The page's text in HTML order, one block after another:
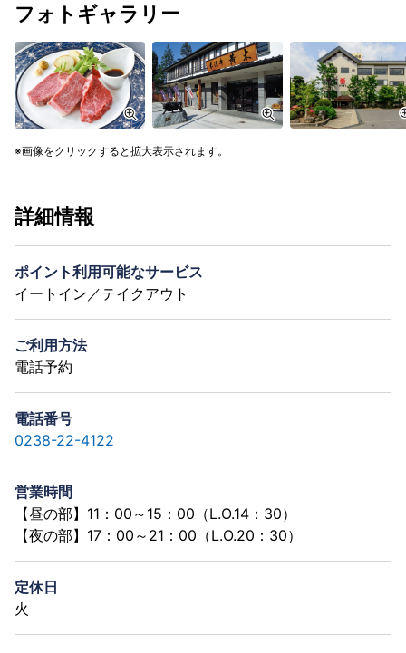
フォトギャラリー
画像をクリックすると拡大表示されます。
詳細情報
ポイント利用可能なサービス
イートイン／テイクアウト
ご利用方法
電話予約
電話番号
0238-22-4122
営業時間
【昼の部】11：00～15：00（L.O.14：30）
【夜の部】17：00～21：00（L.O.20：30）
定休日
火